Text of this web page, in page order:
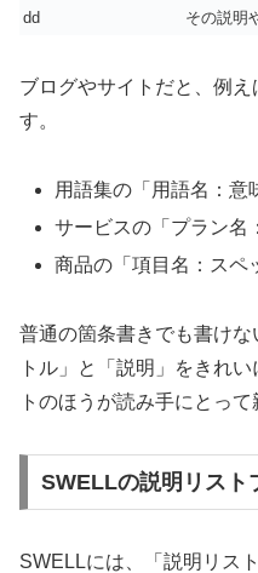
dd その説明
ブログやサイトだと、例
す。
用語集の「用語名：意
サービスの「プラン名
商品の「項目名：スペ
普通の箇条書きでも書け
トル」と「説明」をきれ
トのほうが読み手にとって
SWELLの説明リスト
SWELLには、「説明リス